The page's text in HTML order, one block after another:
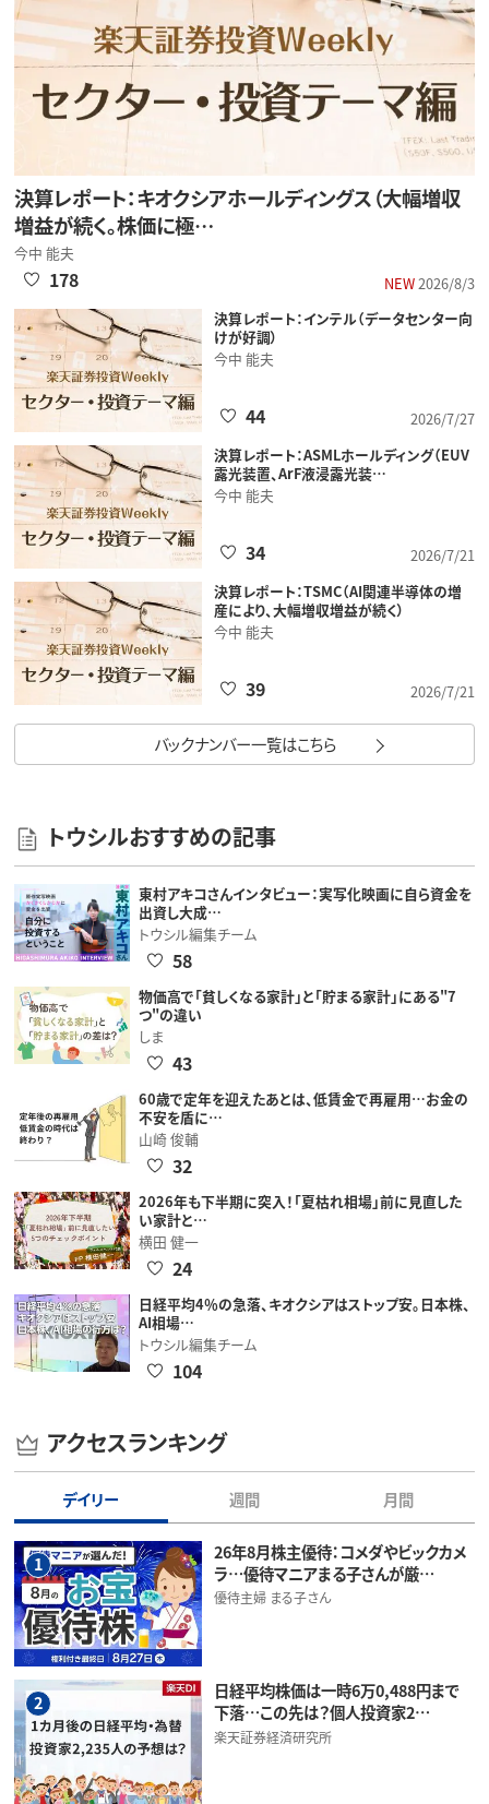
決算レポート：キオクシアホールディングス（大幅増収
増益が続く。株価に極…
今中 能夫
NEW2026/8/3
178
決算レポート：インテル（データセンター向
けが好調）
今中 能夫
2026/7/27
44
決算レポート：ASMLホールディング（EUV
露光装置、ArF液浸露光装…
今中 能夫
2026/7/21
34
決算レポート：TSMC（AI関連半導体の増
産により、大幅増収増益が続く）
今中 能夫
2026/7/21
39
バックナンバー一覧はこちら
トウシルおすすめの記事
東村アキコさんインタビュー：実写化映画に自ら資金を
出資し大成…
トウシル編集チーム
58
物価高で「貧しくなる家計」と「貯まる家計」にある"7
つ"の違い
しま
43
60歳で定年を迎えたあとは、低賃金で再雇用…お金の
不安を盾に…
山崎 俊輔
32
2026年も下半期に突入！「夏枯れ相場」前に見直した
い家計と…
横田 健一
24
日経平均4％の急落、キオクシアはストップ安。日本株、
AI相場…
トウシル編集チーム
104
アクセスランキング
デイリー 週間 月間
1
26年8月株主優待：コメダやビックカメ
ラ…優待マニアまる子さんが厳…
優待主婦 まる子さん
2
日経平均株価は一時6万0,488円まで
下落…この先は？個人投資家2…
楽天証券経済研究所